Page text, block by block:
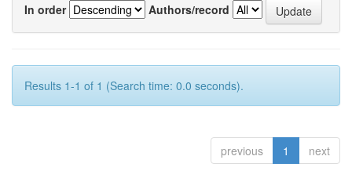
In order
Authors/record
Results 1-1 of 1 (Search time: 0.0 seconds).
previous 1 next